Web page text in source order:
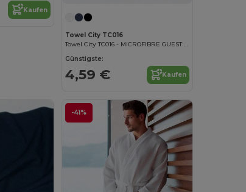
Kaufen
Towel City TC016
Towel City TC016 - MICROFIBRE GUEST TOWEL
Günstigste:
4,59 € Kaufen
-41%